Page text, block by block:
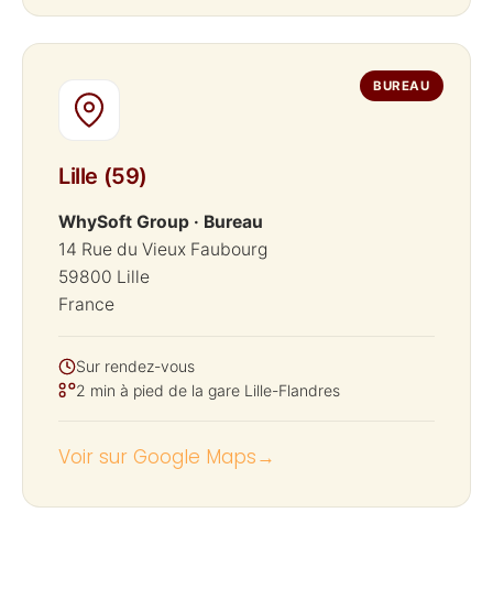
BUREAU
Lille (59)
WhySoft Group · Bureau
14 Rue du Vieux Faubourg
59800 Lille
France
Sur rendez-vous
2 min à pied de la gare Lille-Flandres
Voir sur Google Maps→